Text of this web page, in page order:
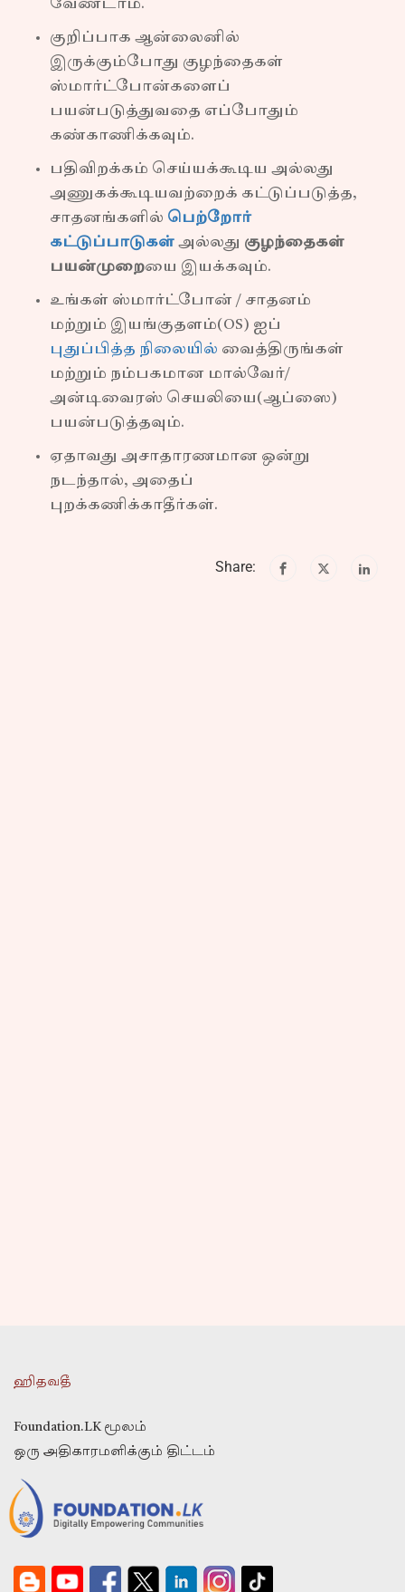
வேண்டாம்.
குறிப்பாக ஆன்லைனில்
இருக்கும்போது குழந்தைகள்
ஸ்மார்ட்போன்களைப்
பயன்படுத்துவதை எப்போதும்
கண்காணிக்கவும்.
பதிவிறக்கம் செய்யக்கூடிய அல்லது
அணுகக்கூடியவற்றைக் கட்டுப்படுத்த,
சாதனங்களில் பெற்றோர்
கட்டுப்பாடுகள் அல்லது குழந்தைகள்
பயன்முறையை இயக்கவும்.
உங்கள் ஸ்மார்ட்போன் / சாதனம்
மற்றும் இயங்குதளம்(OS) ஐப்
புதுப்பித்த நிலையில் வைத்திருங்கள்
மற்றும் நம்பகமான மால்வேர்/
அன்டிவைரஸ் செயலியை(ஆப்ஸை)
பயன்படுத்தவும்.
ஏதாவது அசாதாரணமான ஒன்று
நடந்தால், அதைப்
புறக்கணிக்காதீர்கள்.
Share:
ஹிதவதீ
Foundation.LK மூலம்
ஒரு அதிகாரமளிக்கும் திட்டம்